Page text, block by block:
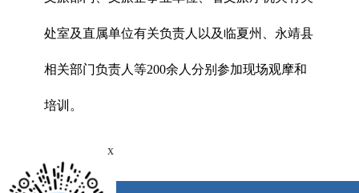
处室及直属单位有关负责人以及临夏州、永靖县
相关部门负责人等200余人分别参加现场观摩和
培训。
x